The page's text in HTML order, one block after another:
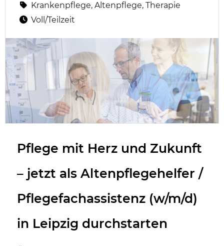
Krankenpflege, Altenpflege, Therapie
Voll/Teilzeit
Pflege mit Herz und Zukunft
– jetzt als Altenpflegehelfer /
Pflegefachassistenz (w/m/d)
in Leipzig durchstarten